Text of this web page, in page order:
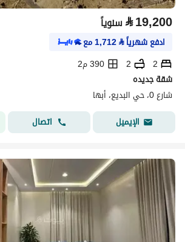
⃁19,200 سنوياً
ادفع شهرياً⃁
1,712مع
2
2
390 م2
شقة جديده
شارع 0، حي البديع، أبها
الإيميل
اتصال